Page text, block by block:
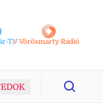
TVVörösmarty Rádió